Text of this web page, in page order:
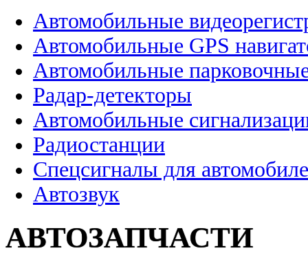
Автомобильные
Автомобильные GPS
Автомобильные
Радар-детекторы
Автомобильные
Радиостанции
Спецсигналы для
Автозвук
АВТОЗАПЧАСТИ